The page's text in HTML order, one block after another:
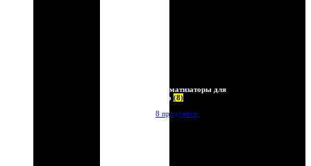
Ароматизаторы для
авто (8)
8 продуктов